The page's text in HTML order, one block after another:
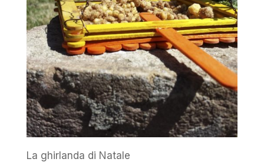
La ghirlanda di Natale